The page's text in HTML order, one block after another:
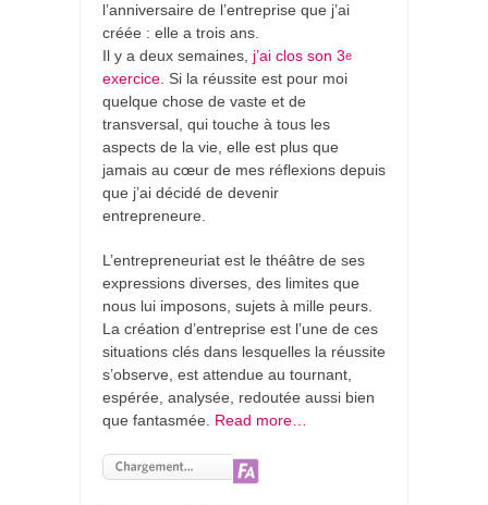
l’anniversaire de l’entreprise que j’ai
créée : elle a trois ans.
Il y a deux semaines, j’ai clos son 3e
exercice . Si la réussite est pour moi
quelque chose de vaste et de
transversal, qui touche à tous les
aspects de la vie, elle est plus que
jamais au cœur de mes réflexions depuis
que j’ai décidé de devenir
entrepreneure.
L’entrepreneuriat est le théâtre de ses
expressions diverses, des limites que
nous lui imposons, sujets à mille peurs.
La création d’entreprise est l’une de ces
situations clés dans lesquelles la réussite
s’observe, est attendue au tournant,
espérée, analysée, redoutée aussi bien
que fantasmée. Read more…